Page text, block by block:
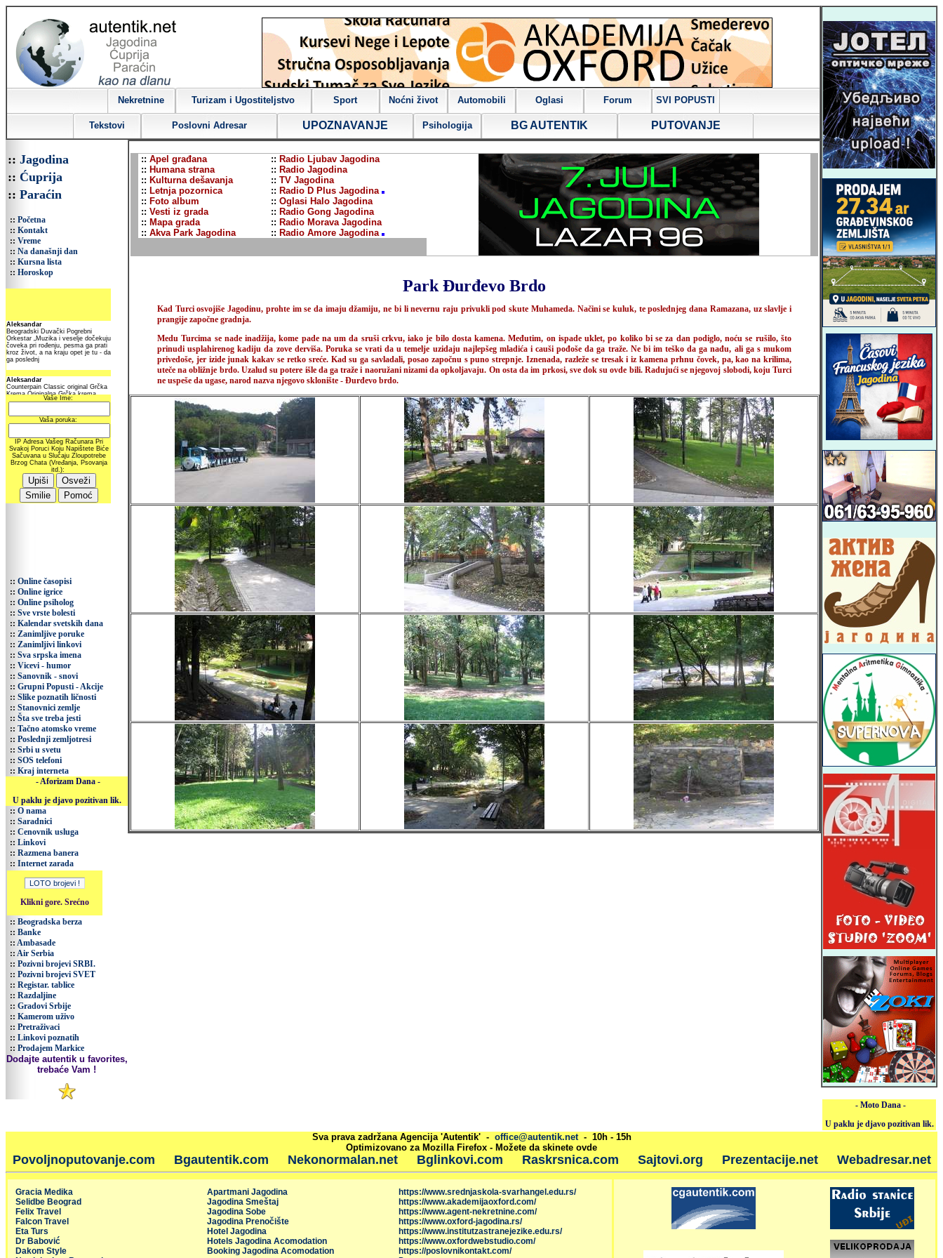
Nekretnine Turizam i Ugostiteljstvo Sport Noćni život Automobili Oglasi Forum SVI POPUSTI
Tekstovi Poslovni Adresar UPOZNAVANJE Psihologija BG AUTENTIK PUTOVANJE
:: Jagodina
:: Ćuprija
:: Paraćin
:: Početna
:: Kontakt
:: Vreme
:: Na današnji dan
:: Kursna lista
:: Horoskop
:: Online časopisi
:: Online igrice
:: Online psiholog
:: Sve vrste bolesti
:: Kalendar svetskih dana
:: Zanimljive poruke
:: Zanimljivi linkovi
:: Sva srpska imena
:: Vicevi - humor
:: Sanovnik - snovi
:: Grupni Popusti - Akcije
:: Slike poznatih ličnosti
:: Stanovnici zemlje
:: Šta sve treba jesti
:: Tačno atomsko vreme
:: Poslednji zemljotresi
:: Srbi u svetu
:: SOS telefoni
:: Kraj interneta
- Aforizam Dana -
U paklu je djavo pozitivan lik.
:: O nama
:: Saradnici
:: Cenovnik usluga
:: Linkovi
:: Razmena banera
:: Internet zarada
Klikni gore. Srećno
:: Beogradska berza
:: Banke
:: Ambasade
:: Air Serbia
:: Pozivni brojevi SRBI.
:: Pozivni brojevi SVET
:: Registar. tablice
:: Razdaljine
:: Gradovi Srbije
:: Kamerom uživo
:: Pretraživaci
:: Linkovi poznatih
:: Prodajem Markice
Dodajte autentik u favorites,
trebaće Vam !
:: Apel građana :: Radio Ljubav Jagodina
:: Humana strana :: Radio Jagodina
:: Kulturna dešavanja :: TV Jagodina
:: Letnja pozornica :: Radio D Plus Jagodina
:: Foto album :: Oglasi Halo Jagodina
:: Vesti iz grada :: Radio Gong Jagodina
:: Mapa grada :: Radio Morava Jagodina
:: Akva Park Jagodina :: Radio Amore Jagodina
Park Đurđevo Brdo
Kad Turci osvojiše Jagodinu, prohte im se da imaju džamiju, ne bi li nevernu raju privukli pod skute Muhameda. Načini se kuluk, te poslednjeg dana Ramazana, uz slavlje i
prangije započne gradnja.
Medu Turcima se nade inadžija, kome pade na um da sruši crkvu, iako je bilo dosta kamena. Međutim, on ispade uklet, po koliko bi se za dan podiglo, noću se rušilo, što
prinudi usplahirenog kadiju da zove derviša. Poruka se vrati da u temelje uzidaju najlepšeg mladića i cauši pođoše da ga traže. Ne bi im teško da ga nađu, ali ga s mukom
privedoše, jer izide junak kakav se retko sreće. Kad su ga savladali, posao započnu s puno strepnje. Iznenada, razleže se tresak i iz kamena prhnu čovek, pa, kao na krilima,
uteče na obližnje brdo. Uzalud su potere išle da ga traže i naoružani nizami da opkoljavaju. On osta da im prkosi, sve dok su ovde bili. Radujući se njegovoj slobodi, koju Turci
ne uspeše da ugase, narod nazva njegovo sklonište - Ðurđevo brdo.
- Moto Dana -
U paklu je djavo pozitivan lik.
Sva prava zadržana Agencija 'Autentik' - office@autentik.net- 10h - 15h
Optimizovano za Mozilla Firefox - Možete da skinete ovde
Povoljnoputovanje.com Bgautentik.com Nekonormalan.net Bglinkovi.com Raskrsnica.com Sajtovi.org Prezentacije.net Webadresar.net
Gracia Medika
Selidbe Beograd
Felix Travel
Falcon Travel
Eta Turs
Dr Babović
Dakom Style
Apartmani Jagodina
Jagodina Smeštaj
Jagodina Sobe
Jagodina Prenočište
Hotel Jagodina
Hotels Jagodina Acomodation
Booking Jagodina Acomodation
https://www.srednjaskola-svarhangel.edu.rs/
https://www.akademijaoxford.com/
https://www.agent-nekretnine.com/
https://www.oxford-jagodina.rs/
https://www.institutzastranejezike.edu.rs/
https://www.oxfordwebstudio.com/
https://poslovnikontakt.com/